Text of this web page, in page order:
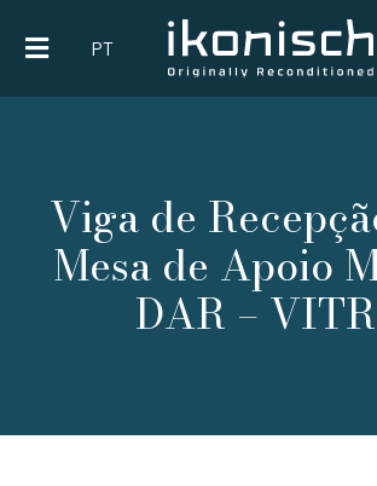
content
PT
Viga de
Mesa de Apoio
DAR –